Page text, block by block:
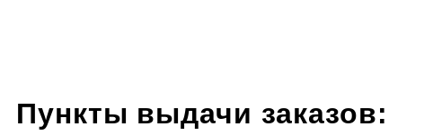
Пункты выдачи заказов: